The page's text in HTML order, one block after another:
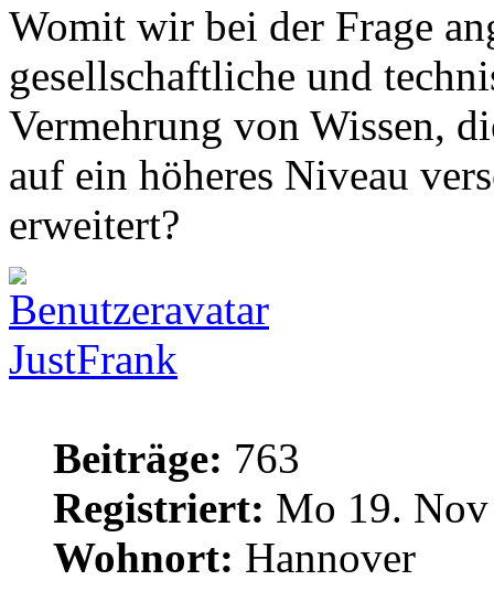
Womit wir bei der Frage
gesellschaftliche und
Vermehrung von Wissen,
auf ein höheres Niveau
erweitert?
JustFrank
Beiträge: 763
Registriert: Mo 19.
Wohnort: Hannover